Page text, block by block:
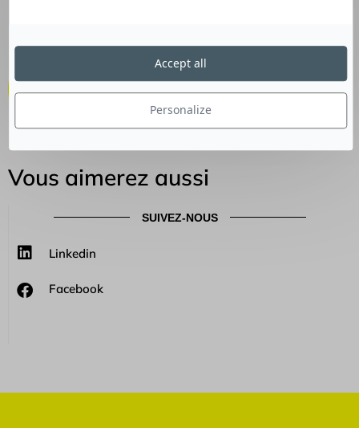
culturerp
Vous aimerez aussi
SUIVEZ-NOUS
Linkedin
Facebook
Personalize
Accept all